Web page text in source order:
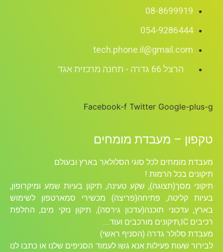
08-8699919
054-9286444
tech.phone.il@gmail.com
הרצל 66 גדרה - תחנה מרכזית אגד
Facebook-f Twitter Google-plus-g
טקפון – מעבדת מומחים
מעבדת מומחים לכל סוגי הסלולאר בארץ ובעולם
תיקונים בכל הרמות !
תיקוני מסך(תצוגה), שקע טעינה, תיקון בעיות שמע ומיקרופון,
בעיות קליטה, פתיחה(פריצה) מכשירי סמארטפון לשימוש
בארץ, עדכוני תוכנה(עדכון גירסה), תיקון נזקי מים, החלפת
רכיבים ICׁ,תיקונים מורכבים ועוד….
מעבדת סלולר גדרה (הסניף ראשי)
לבירור שעות פעילות אנא גשו לעמוד הסניפים שלנו או כתבו לנו